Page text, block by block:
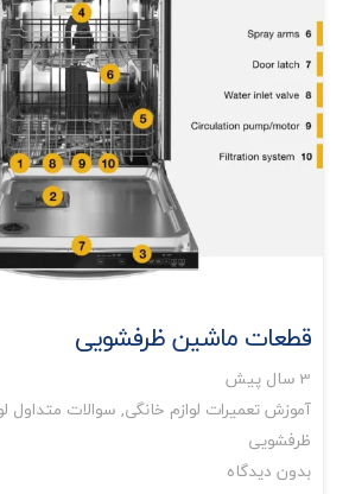
قطعات ماشین ظرفشویی
3 سال پیش
آموزش تعمیرات لوازم خانگی, سوالات متداول
ظرفشویی
بدون دیدگاه